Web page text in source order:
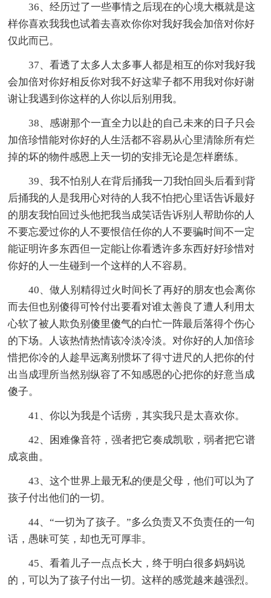
36、经历过了一些事情之后现在的心境大概就是这
样你喜欢我我也试着去喜欢你你对我好我会加倍对你好
仅此而已。
37、看透了太多人太多事人都是相互的你对我好我
会加倍对你好相反你对我不好这辈子都不用我对你好谢
谢让我遇到你这样的人你以后别用我。
38、感谢那个一直全力以赴的自己未来的日子只会
加倍珍惜能对你好的人生活都不容易从心里清除所有烂
掉的坏的物件感恩上天一切的安排无论是怎样磨练。
39、我不怕别人在背后捅我一刀我怕回头后看到背
后捅我的人是我用心对待的人我不怕把心里话告诉最好
的朋友我怕回过头他把我当成笑话告诉别人帮助你的人
不要忘爱过你的人不要恨信任你的人不要骗时间不一定
能证明许多东西但一定能让你看透许多东西好好珍惜对
你好的人一生碰到一个这样的人不容易。
40、做人别精得过火时间长了再好的朋友也会离你
而去但也别傻得可怜付出要看对谁太善良了遭人利用太
心软了被人欺负别傻里傻气的白忙一阵最后落得个伤心
的下场。人该热情热情该冷淡冷淡。对你好的人加倍珍
惜把你冷的人趁早远离别惯坏了得寸进尺的人把你的付
出当成理所当然别纵容了不知感恩的心把你的好意当成
傻子。
41、你以为我是个话痨，其实我只是太喜欢你。
42、困难像音符，强者把它奏成凯歌，弱者把它谱
成哀曲。
43、这个世界上最无私的便是父母，他们可以为了
孩子付出他们的一切。
44、“一切为了孩子。”多么负责又不负责任的一句
话，愚昧可笑，却也无可厚非。
45、看着儿子一点点长大，终于明白很多妈妈说
的，可以为了孩子付出一切。这样的感觉越来越强烈。